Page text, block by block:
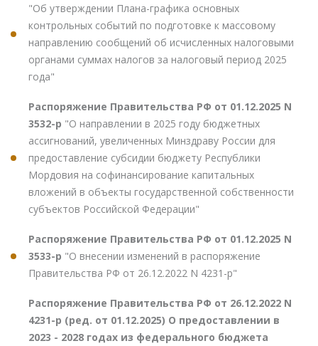
"Об утверждении Плана-графика основных
контрольных событий по подготовке к массовому
направлению сообщений об исчисленных налоговыми
органами суммах налогов за налоговый период 2025
года"
Распоряжение Правительства РФ от 01.12.2025 N
3532-р "О направлении в 2025 году бюджетных
ассигнований, увеличенных Минздраву России для
предоставление субсидии бюджету Республики
Мордовия на софинансирование капитальных
вложений в объекты государственной собственности
субъектов Российской Федерации"
Распоряжение Правительства РФ от 01.12.2025 N
3533-р "О внесении изменений в распоряжение
Правительства РФ от 26.12.2022 N 4231-р"
Распоряжение Правительства РФ от 26.12.2022 N
4231-р (ред. от 01.12.2025) О предоставлении в
2023 - 2028 годах из федерального бюджета